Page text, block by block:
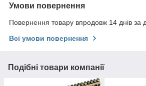
Умови повернення
Повернення товару впродовж 14 днів за
Всі умови повернення
Подібні товари компанії